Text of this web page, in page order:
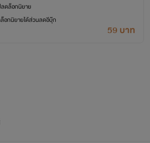
ดล็อกนิยาย
อกนิยายได้ส่วนลดอีบุ๊ก
59 บาท